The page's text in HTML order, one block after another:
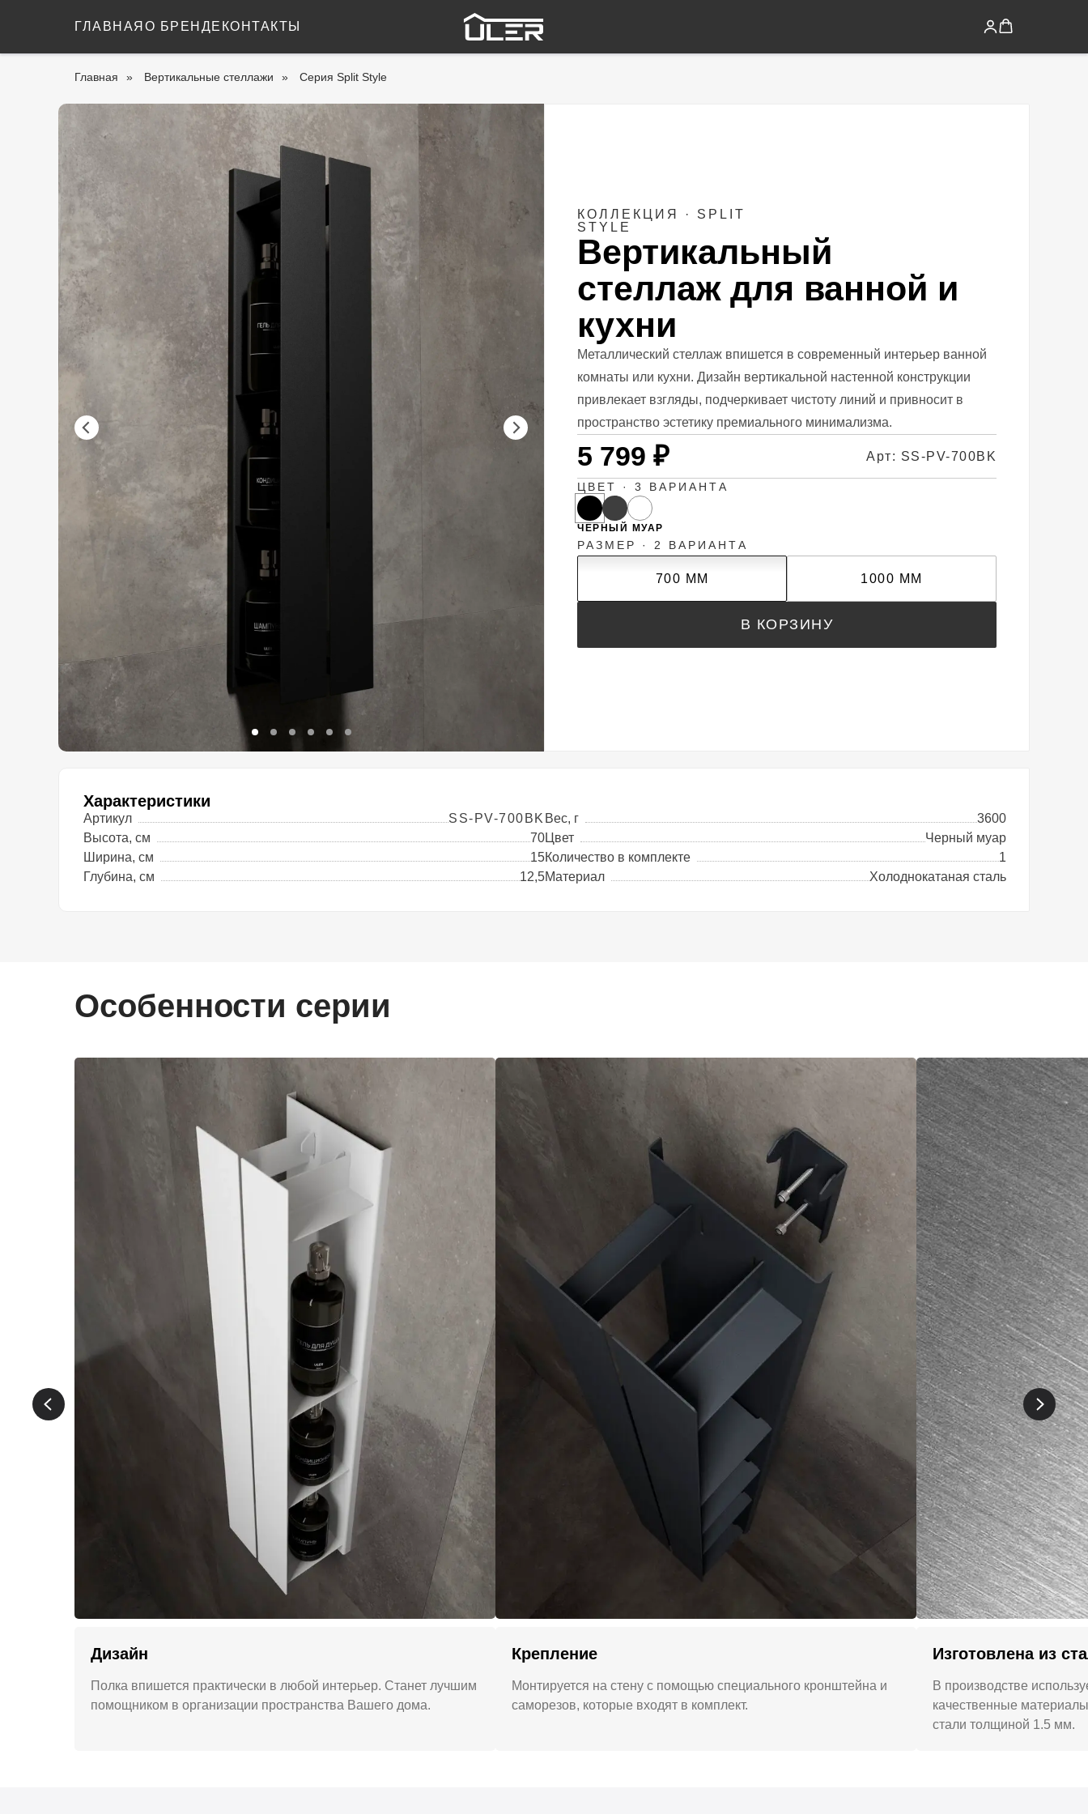
ГЛАВНАЯ О БРЕНДЕ КОНТАКТЫ
Главная » Вертикальные стеллажи » Серия Split Style
Характеристики
Артикул
SS-PV-700BK
Высота, см
70
Ширина, см
15
Глубина, см
12,5
Вес, г
3600
Цвет
Черный муар
Количество в комплекте
1
Материал
Холоднокатаная сталь
КОЛЛЕКЦИЯ · SPLIT
STYLE
Вертикальный
стеллаж для ванной и
кухни
Металлический стеллаж впишется в современный интерьер ванной
комнаты или кухни. Дизайн вертикальной настенной конструкции
привлекает взгляды, подчеркивает чистоту линий и привносит в
пространство эстетику премиального минимализма.
5 799 ₽ Арт: SS-PV-700BK
ЦВЕТ · 3 ВАРИАНТА
ЧЕРНЫЙ МУАР
РАЗМЕР · 2 ВАРИАНТА
700 ММ 1000 ММ
В КОРЗИНУ
Особенности серии
Дизайн
Полка впишется практически в любой интерьер. Станет лучшим
помощником в организации пространства Вашего дома.
Крепление
Монтируется на стену с помощью специального кронштейна и
саморезов, которые входят в комплект.
Изготовлена из
В производстве
качественные
стали толщиной 1.5 мм.